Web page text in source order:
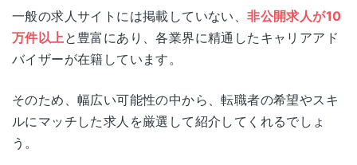
公式サイト https://www.r-agent.com/
運営会社
ナーズ
職業紹介事業
東京
(丸の内)
東京都千代田区丸の内1-9-2
グラントウキョウサウスタワー
神奈川県横浜市西区高島2-19-12
スカイビル 16階
一般の求人サイトには掲載していない、非公開求人が10
万件以上と豊富にあり、各業界に精通したキャリアアド
バイザーが在籍しています。
そのため、幅広い可能性の中から、転職者の希望やスキ
ルにマッチした求人を厳選して紹介してくれるでしょ
う。